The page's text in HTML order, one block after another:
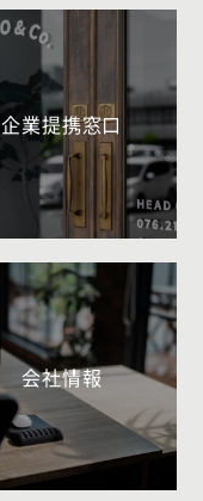
企業提携窓口
会社情報